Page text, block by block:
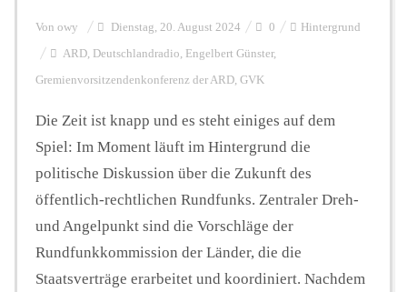
Von owy Dienstag, 20. August 2024 0 Hintergrund
ARD, Deutschlandradio, Engelbert Günster,
Gremienvorsitzendenkonferenz der ARD, GVK
Die Zeit ist knapp und es steht einiges auf dem
Spiel: Im Moment läuft im Hintergrund die
politische Diskussion über die Zukunft des
öffentlich-rechtlichen Rundfunks. Zentraler Dreh-
und Angelpunkt sind die Vorschläge der
Rundfunkkommission der Länder, die die
Staatsverträge erarbeitet und koordiniert. Nachdem